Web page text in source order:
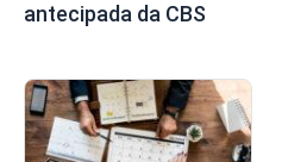
antecipada da CBS